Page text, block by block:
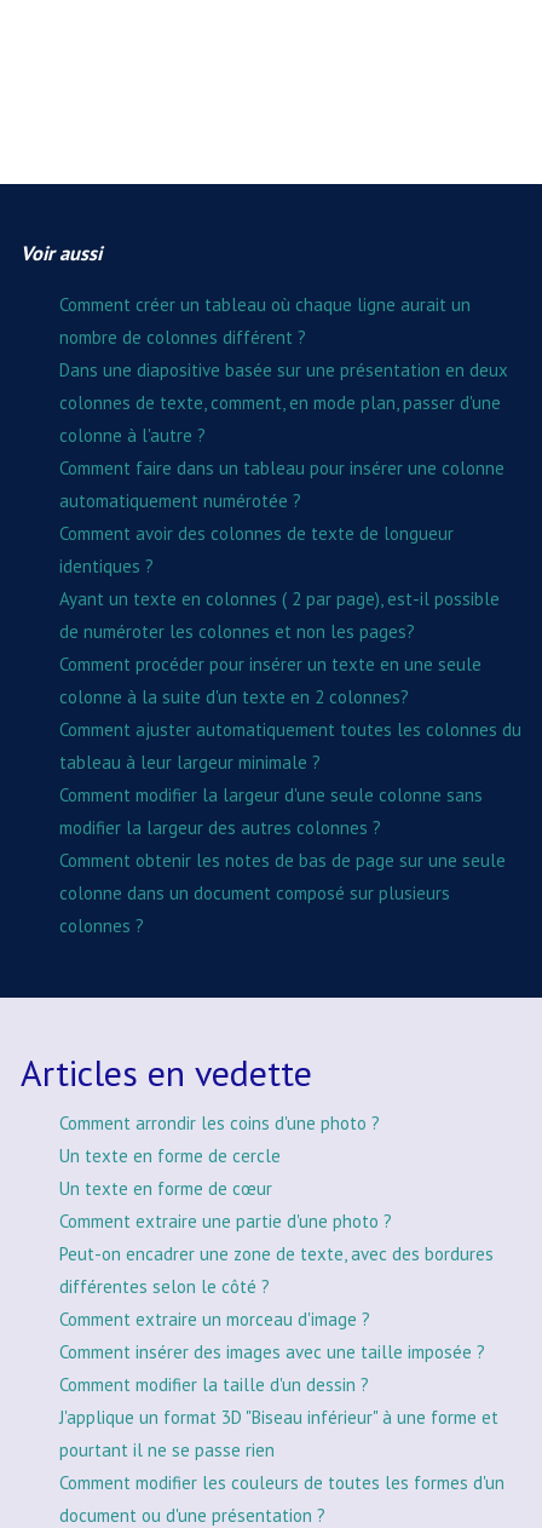
Voir aussi
Comment créer un tableau où chaque ligne aurait un
nombre de colonnes différent ?
Dans une diapositive basée sur une présentation en deux
colonnes de texte, comment, en mode plan, passer d'une
colonne à l'autre ?
Comment faire dans un tableau pour insérer une colonne
automatiquement numérotée ?
Comment avoir des colonnes de texte de longueur
identiques ?
Ayant un texte en colonnes ( 2 par page), est-il possible
de numéroter les colonnes et non les pages?
Comment procéder pour insérer un texte en une seule
colonne à la suite d'un texte en 2 colonnes?
Comment ajuster automatiquement toutes les colonnes du
tableau à leur largeur minimale ?
Comment modifier la largeur d'une seule colonne sans
modifier la largeur des autres colonnes ?
Comment obtenir les notes de bas de page sur une seule
colonne dans un document composé sur plusieurs
colonnes ?
Articles en vedette
Comment arrondir les coins d'une photo ?
Un texte en forme de cercle
Un texte en forme de cœur
Comment extraire une partie d'une photo ?
Peut-on encadrer une zone de texte, avec des bordures
différentes selon le côté ?
Comment extraire un morceau d'image ?
Comment insérer des images avec une taille imposée ?
Comment modifier la taille d'un dessin ?
J'applique un format 3D "Biseau inférieur" à une forme et
pourtant il ne se passe rien
Comment modifier les couleurs de toutes les formes d'un
document ou d'une présentation ?